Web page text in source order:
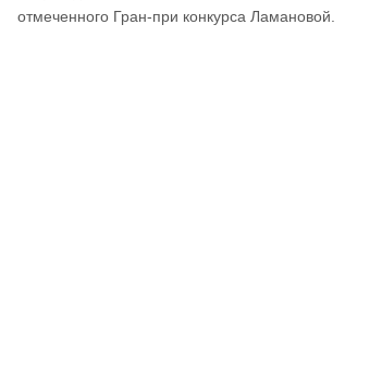
отмеченного Гран-при конкурса Ламановой.